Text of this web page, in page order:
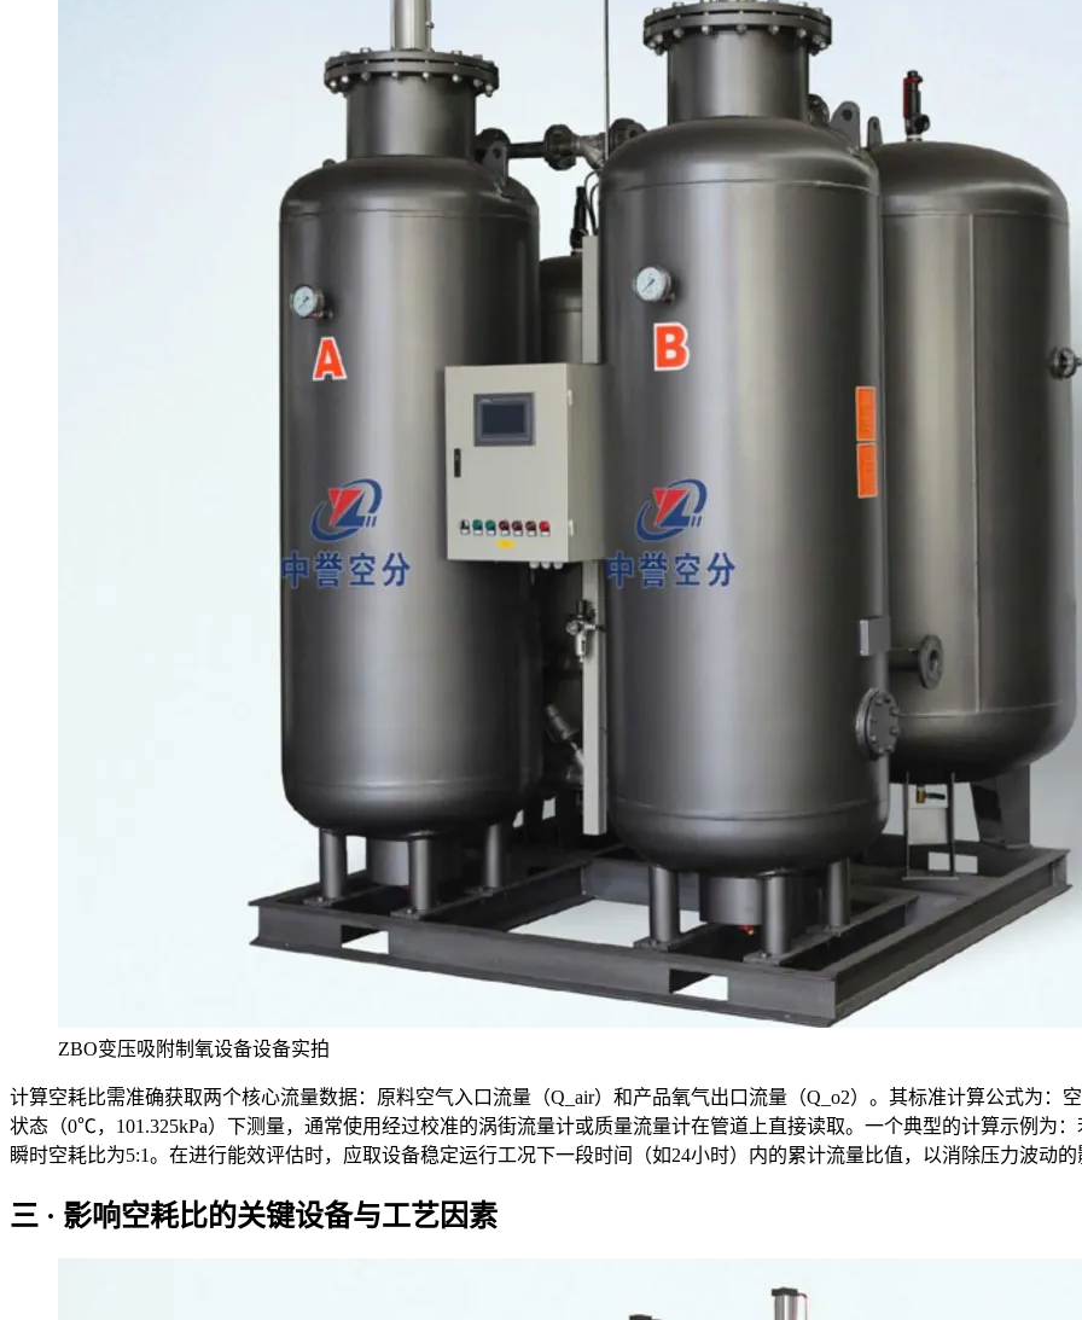
ZBO变压吸附制氧设备设备实拍
计算空耗比需准确获取两个核心流量数据：原料空气入口流量（Q_air）和产品氧气出口流量（Q_o2）。其标准计算公式为：
状态（0℃，101.325kPa）下测量，通常使用经过校准的涡街流量计或质量流量计在管道上直接读取。一个典型的计算示例为：
瞬时空耗比为5:1。在进行能效评估时，应取设备稳定运行工况下一段时间（如24小时）内的累计流量比值，以消除压力波动的
三 · 影响空耗比的关键设备与工艺因素